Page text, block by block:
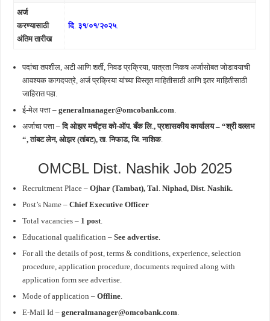
अर्ज
करण्यासाठी
अंतिम तारीख
दि. ३१/०१/२०२५.
पदांचा तपशील, अटी आणि शर्ती, निवड प्रक्रिया, पात्रता निकष अर्जासोबत जोडावयाची
आवश्यक कागदपत्रे, अर्ज प्रक्रिया यांच्या विस्तृत माहितीसाठी आणि इतर माहितीसाठी
जाहिरात पहा.
ई-मेल पत्ता –generalmanager@omcobank.com.
अर्जाचा पत्ता –दि ओझर मर्चंट्स को-ऑप.बँकलि., प्रशासकीय कार्यालय – “श्री वल्लभ
“, तांबट लेन,ओझर (तांबट), ता. निफाड,जि.नाशिक.
OMCBL Dist. Nashik Job 2025
Recruitment Place – Ojhar (Tambat), Tal. Niphad, Dist. Nashik.
Post’s Name– Chief Executive Officer
Total vacancies – 1 post.
Educational qualification –See advertise.
For all the details of post, terms & conditions, experience, selection
procedure, application procedure, documents required along with
application form see advertise.
Mode of application –Offline.
E-Mail Id –generalmanager@omcobank.com.